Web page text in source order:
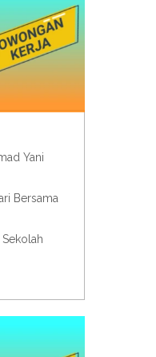
Yani
Bersama